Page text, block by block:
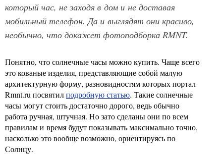
который час, не заходя в дом и не доставая
мобильный телефон. Да и выглядят они красиво,
необычно, что докажет фотоподборка RMNT.
Понятно, что солнечные часы можно купить. Чаще всего
это кованые изделия, представляющие собой малую
архитектурную форму, разновидностям которых портал
Rmnt.ru посвятилподробную статью. Такие солнечные
часы могут стоить достаточно дорого, ведь обычно
работа ручная, штучная. Но зато сделаны они по всем
правилам и время будут показывать максимально точно,
насколько это вообще возможно, ориентируясь по
Солнцу.